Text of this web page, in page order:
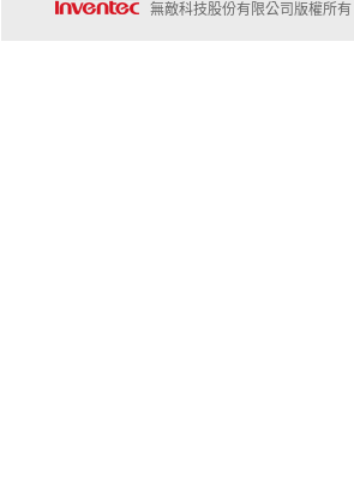
無敵科技股份有限公司版權所有